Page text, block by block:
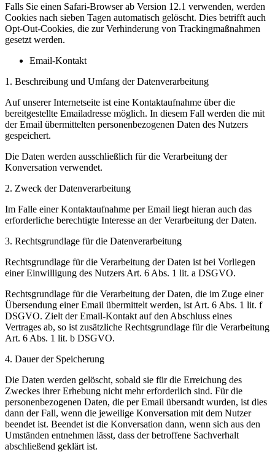
Falls Sie einen Safari-Browser ab Version 12.1 verwenden, werden
Cookies nach sieben Tagen automatisch gelöscht. Dies betrifft auch
Opt-Out-Cookies, die zur Verhinderung von Trackingmaßnahmen
gesetzt werden.
Email-Kontakt
1. Beschreibung und Umfang der Datenverarbeitung
Auf unserer Internetseite ist eine Kontaktaufnahme über die
bereitgestellte Emailadresse möglich. In diesem Fall werden die mit
der Email übermittelten personenbezogenen Daten des Nutzers
gespeichert.
Die Daten werden ausschließlich für die Verarbeitung der
Konversation verwendet.
2. Zweck der Datenverarbeitung
Im Falle einer Kontaktaufnahme per Email liegt hieran auch das
erforderliche berechtigte Interesse an der Verarbeitung der Daten.
3. Rechtsgrundlage für die Datenverarbeitung
Rechtsgrundlage für die Verarbeitung der Daten ist bei Vorliegen
einer Einwilligung des Nutzers Art. 6 Abs. 1 lit. a DSGVO.
Rechtsgrundlage für die Verarbeitung der Daten, die im Zuge einer
Übersendung einer Email übermittelt werden, ist Art. 6 Abs. 1 lit. f
DSGVO. Zielt der Email-Kontakt auf den Abschluss eines
Vertrages ab, so ist zusätzliche Rechtsgrundlage für die Verarbeitung
Art. 6 Abs. 1 lit. b DSGVO.
4. Dauer der Speicherung
Die Daten werden gelöscht, sobald sie für die Erreichung des
Zweckes ihrer Erhebung nicht mehr erforderlich sind. Für die
personenbezogenen Daten, die per Email übersandt wurden, ist dies
dann der Fall, wenn die jeweilige Konversation mit dem Nutzer
beendet ist. Beendet ist die Konversation dann, wenn sich aus den
Umständen entnehmen lässt, dass der betroffene Sachverhalt
abschließend geklärt ist.